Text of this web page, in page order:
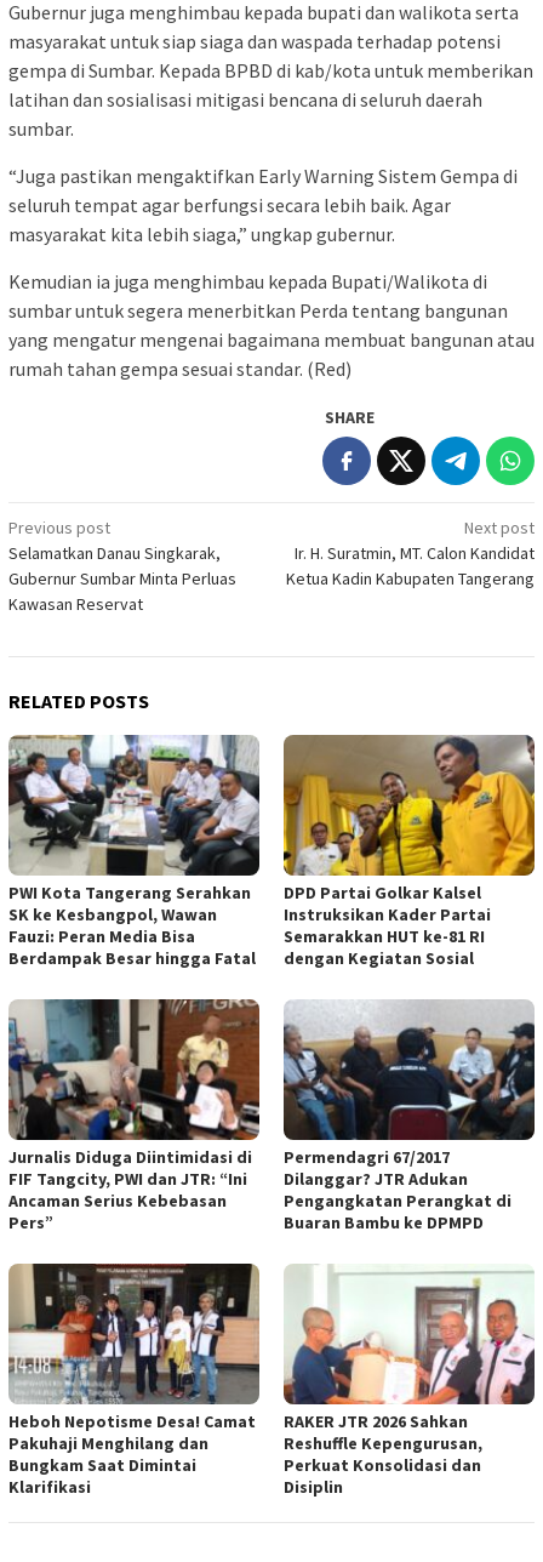
Gubernur juga menghimbau kepada bupati dan walikota serta
masyarakat untuk siap siaga dan waspada terhadap potensi
gempa di Sumbar. Kepada BPBD di kab/kota untuk memberikan
latihan dan sosialisasi mitigasi bencana di seluruh daerah
sumbar.
“Juga pastikan mengaktifkan Early Warning Sistem Gempa di
seluruh tempat agar berfungsi secara lebih baik. Agar
masyarakat kita lebih siaga,” ungkap gubernur.
Kemudian ia juga menghimbau kepada Bupati/Walikota di
sumbar untuk segera menerbitkan Perda tentang bangunan
yang mengatur mengenai bagaimana membuat bangunan atau
rumah tahan gempa sesuai standar. (Red)
SHARE
Post
navigation
Previous post
Selamatkan Danau Singkarak,
Gubernur Sumbar Minta Perluas
Kawasan Reservat
Next post
Ir. H. Suratmin, MT. Calon Kandidat
Ketua Kadin Kabupaten Tangerang
RELATED POSTS
PWI Kota Tangerang Serahkan
SK ke Kesbangpol, Wawan
Fauzi: Peran Media Bisa
Berdampak Besar hingga Fatal
DPD Partai Golkar Kalsel
Instruksikan Kader Partai
Semarakkan HUT ke-81 RI
dengan Kegiatan Sosial
Jurnalis Diduga Diintimidasi di
FIF Tangcity, PWI dan JTR: “Ini
Ancaman Serius Kebebasan
Pers”
Permendagri 67/2017
Dilanggar? JTR Adukan
Pengangkatan Perangkat di
Buaran Bambu ke DPMPD
Heboh Nepotisme Desa! Camat
Pakuhaji Menghilang dan
Bungkam Saat Dimintai
Klarifikasi
RAKER JTR 2026 Sahkan
Reshuffle Kepengurusan,
Perkuat Konsolidasi dan
Disiplin